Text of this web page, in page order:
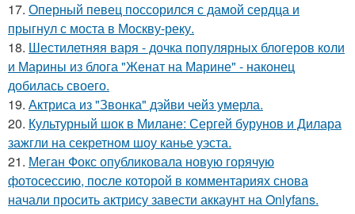
17. Оперный певец поссорился с дамой сердца и
прыгнул с моста в Москву-реку.
18. Шестилетняя варя - дочка популярных блогеров коли
и Марины из блога "Женат на Марине" - наконец
добилась своего.
19. Актриса из "Звонка" дэйви чейз умерла.
20. Культурный шок в Милане: Сергей бурунов и Дилара
зажгли на секретном шоу канье уэста.
21. Меган Фокс опубликовала новую горячую
фотосессию, после которой в комментариях снова
начали просить актрису завести аккаунт на Onlyfans.